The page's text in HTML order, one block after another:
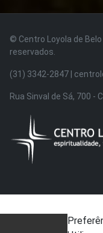
© Centro Loyola de
reservados.
(31) 3342-2847 |
Rua Sinval de Sá, 700 -